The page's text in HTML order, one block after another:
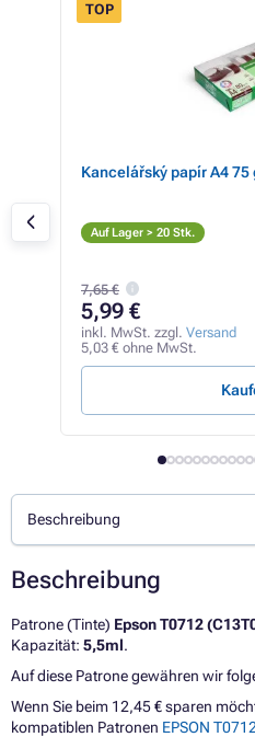
TOP
Kancelářský papír A4 75
Auf Lager > 20 Stk.
7,65 €
5,99 €
inkl. MwSt. zzgl. Versand
5,03 € ohne MwSt.
Beschreibung
Beschreibung
Patrone (Tinte) Epson T0712
Kapazität: 5,5ml.
Auf diese Patrone gewähren wir
Wenn Sie beim 12,45 € sparen
kompatiblen Patronen EPSON